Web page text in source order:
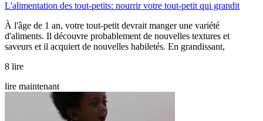
L'alimentation des tout-petits: nourrir votre tout-petit qui grandit
À l'âge de 1 an, votre tout-petit devrait manger une variété
d'aliments. Il découvre probablement de nouvelles textures et
saveurs et il acquiert de nouvelles habiletés. En grandissant,
8 lire
lire maintenant